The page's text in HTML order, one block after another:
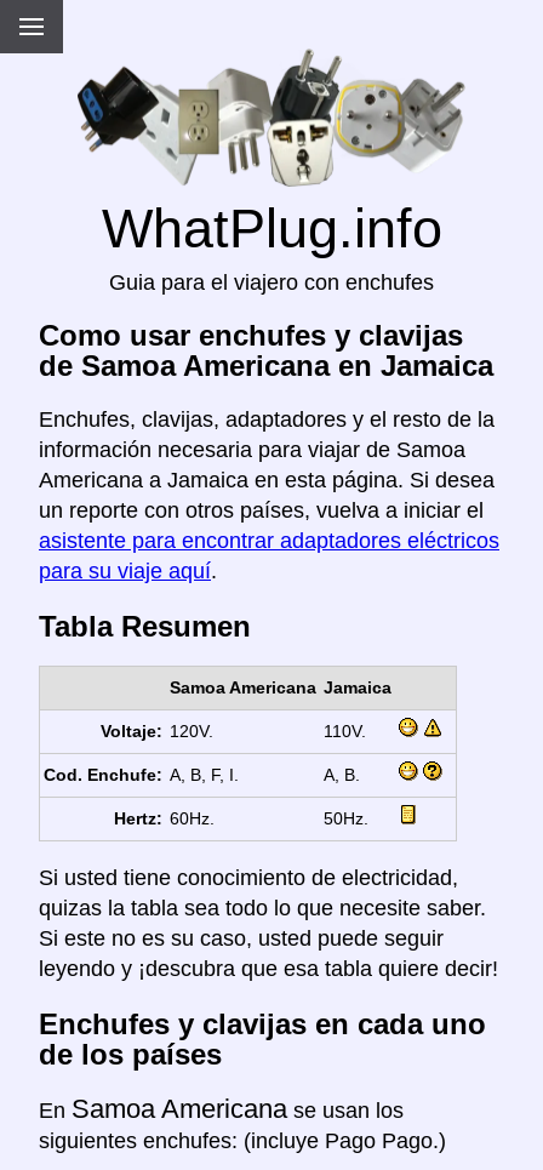
WhatPlug.info
Guia para el viajero con enchufes
Como usar enchufes y clavijas
de Samoa Americana en Jamaica
Enchufes, clavijas, adaptadores y el resto de la
información necesaria para viajar de Samoa
Americana a Jamaica en esta página. Si desea
un reporte con otros países, vuelva a iniciar el
asistente para encontrar adaptadores eléctricos
para su viaje aquí.
Tabla Resumen
Samoa Americana Jamaica
Voltaje: 120V. 110V.
Cod. Enchufe: A, B, F, I. A, B.
Hertz: 60Hz. 50Hz.
Si usted tiene conocimiento de electricidad,
quizas la tabla sea todo lo que necesite saber.
Si este no es su caso, usted puede seguir
leyendo y ¡descubra que esa tabla quiere decir!
Enchufes y clavijas en cada uno
de los países
En Samoa Americana se usan los
siguientes enchufes: (incluye Pago Pago.)